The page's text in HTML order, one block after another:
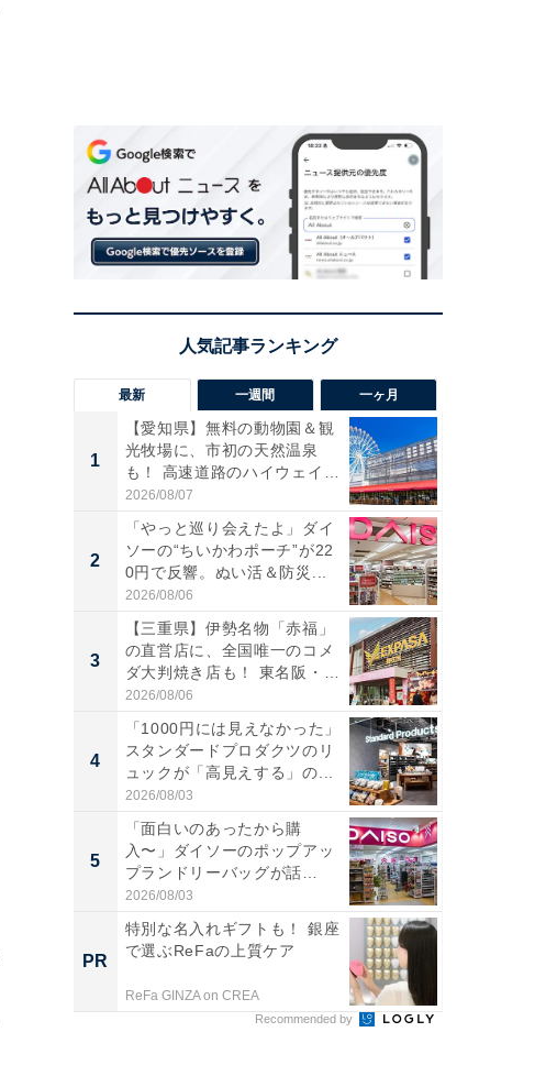
最新 一週間 一ヶ月
1
【愛知県】無料の動物園＆観
光牧場に、市初の天然温泉
も！ 高速道路のハイウェイオ
ア...
2026/08/07
2
「やっと巡り会えたよ」ダイ
ソーの“ちいかわポーチ”が22
0円で反響。ぬい活＆防災...
2026/08/06
3
【三重県】伊勢名物「赤福」
の直営店に、全国唯一のコメ
ダ大判焼き店も！ 東名阪・
伊...
2026/08/06
4
「1000円には見えなかった」
スタンダードプロダクツのリ
ュックが「高見えする」の...
2026/08/03
5
「面白いのあったから購
入〜」ダイソーのポップアッ
プランドリーバッグが話
題。“さま...
2026/08/03
PR
特別な名入れギフトも！ 銀座
で選ぶReFaの上質ケア
ReFa GINZA on CREA
Recommended by